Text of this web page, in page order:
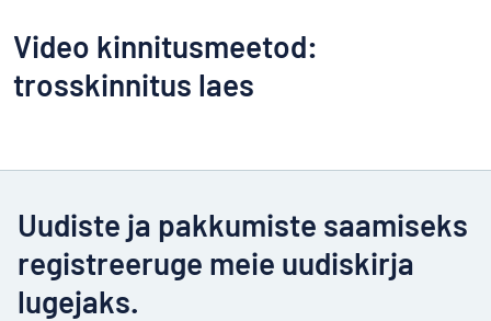
Video kinnitusmeetod:
trosskinnitus laes
Uudiste ja pakkumiste saamiseks
registreeruge meie uudiskirja
lugejaks.